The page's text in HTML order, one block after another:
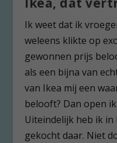
Ik weet dat ik
weleens klikte op
gewonnen prijs
als een bijna van
van Ikea mij een
belooft? Dan open
Uiteindelijk heb ik in
gekocht daar. Niet